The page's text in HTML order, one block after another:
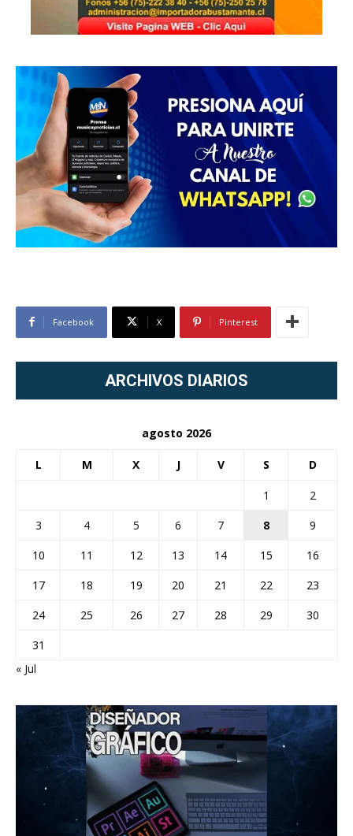
Facebook X Pinterest
ARCHIVOS DIARIOS
agosto 2026
L M X J V S D
1
2
3
4 5 6 7 8
9
10
11 12 13 14 15
16
17
18 19 20 21 22
23
24
25 26 27 28 29
30
31
« Jul